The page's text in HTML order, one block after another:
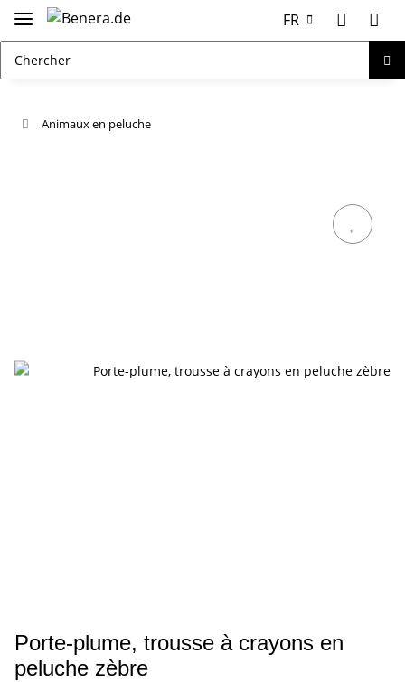
FR
Animaux en peluche
Porte-plume, trousse à crayons en
peluche zèbre